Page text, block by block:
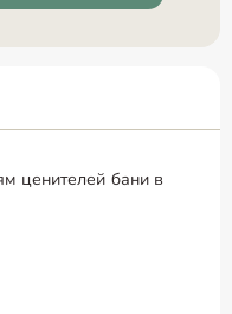
ценителей бани в